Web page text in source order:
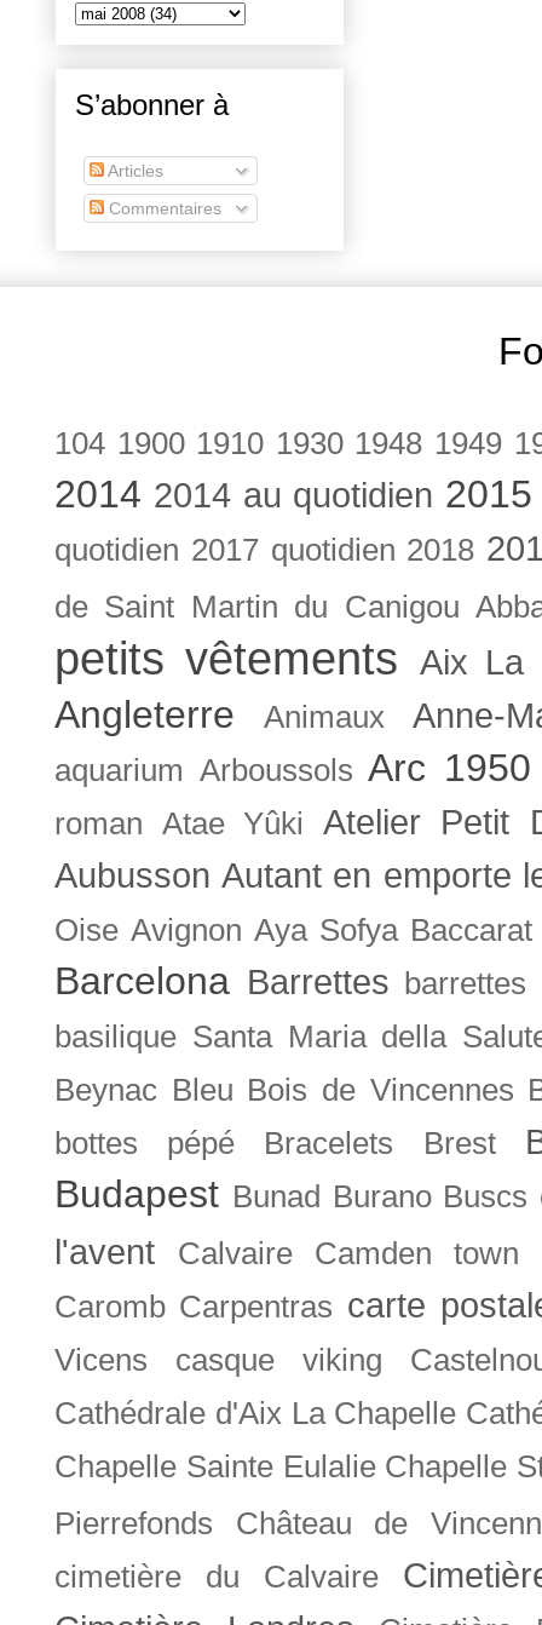
S’abonner à
Articles
Commentaires
104 1900 1910 1930 1948 1949
2014 2014 au quotidien
quotidien 2017 quotidien 2018
de Saint Martin du Canigou
petits vêtements Aix La
Angleterre Animaux Anne-
aquarium Arboussols Arc 1950
roman Atae Yûki
Atelier Petit
Aubusson Autant en emporte
Oise Avignon Aya Sofya Baccarat
Barcelona Barrettes barrettes
basilique Santa Maria della
Beynac Bleu Bois de Vincennes
bottes pépé
Bracelets Brest
Budapest Bunad Burano Buscs
l'avent Calvaire Camden town
Caromb Carpentras carte
Vicens casque viking
Cathédrale d'Aix La Chapelle
Chapelle Sainte Eulalie Chapelle
Pierrefonds
Château de
cimetière du Calvaire